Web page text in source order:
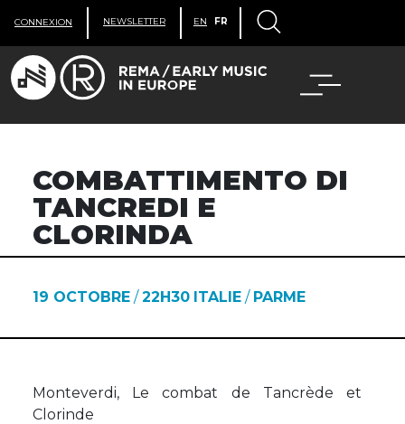
CONNEXION NEWSLETTER EN FR
COMBATTIMENTO DI
TANCREDI E
CLORINDA
19 OCTOBRE / 22H30 ITALIE / PARME
Monteverdi, Le combat de Tancrède et
Clorinde